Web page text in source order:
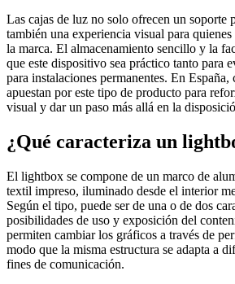
Las cajas de luz no solo ofrecen un soporte
también una experiencia visual para
la marca. El almacenamiento sencillo y la
que este dispositivo sea práctico tanto para
para instalaciones permanentes. En España,
apuestan por este tipo de producto para
visual y dar un paso más allá en la
¿Qué caracteriza un
El lightbox se compone de un marco de
textil impreso, iluminado desde el interior
Según el tipo, puede ser de una o de dos
posibilidades de uso y exposición del
permiten cambiar los gráficos a través de
modo que la misma estructura se adapta a
fines de comunicación.